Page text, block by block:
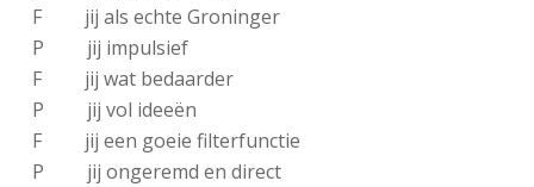
F jij als echte Groninger
P jij impulsief
F jij wat bedaarder
P jij vol ideeën
F jij een goeie filterfunctie
P jij ongeremd en direct